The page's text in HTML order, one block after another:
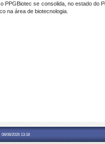
se consolida, no estado do
na área de biotecnologia.
08/08/2026 13:18